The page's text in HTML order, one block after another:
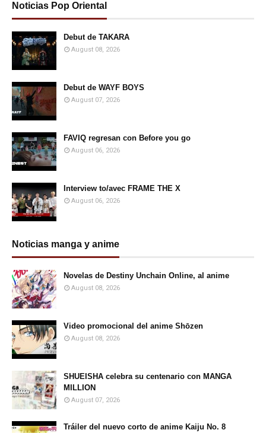
Noticias Pop Oriental
Debut de TAKARA
August 08, 2026
Debut de WAYF BOYS
August 07, 2026
FAVIQ regresan con Before you go
August 06, 2026
Interview to/avec FRAME THE X
August 06, 2026
Noticias manga y anime
Novelas de Destiny Unchain Online, al anime
August 08, 2026
Video promocional del anime Shōzen
August 08, 2026
SHUEISHA celebra su centenario con MANGA
MILLION
August 07, 2026
Tráiler del nuevo corto de anime Kaiju No. 8